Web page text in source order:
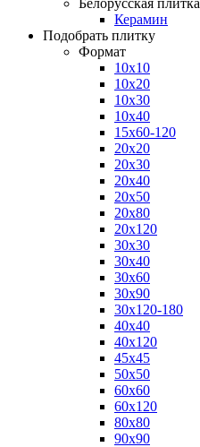
Белорусская плитка
Керамин
Подобрать плитку
Формат
10x10
10x20
10x30
10x40
15x60-120
20x20
20x30
20x40
20x50
20x80
20x120
30x30
30x40
30x60
30x90
30x120-180
40x40
40x120
45x45
50x50
60x60
60x120
80x80
90x90